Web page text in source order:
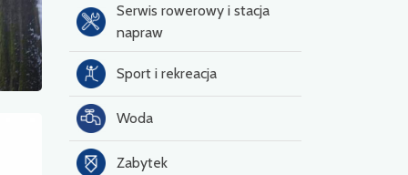
Serwis rowerowy i stacja
napraw
Sport i rekreacja
Woda
Zabytek